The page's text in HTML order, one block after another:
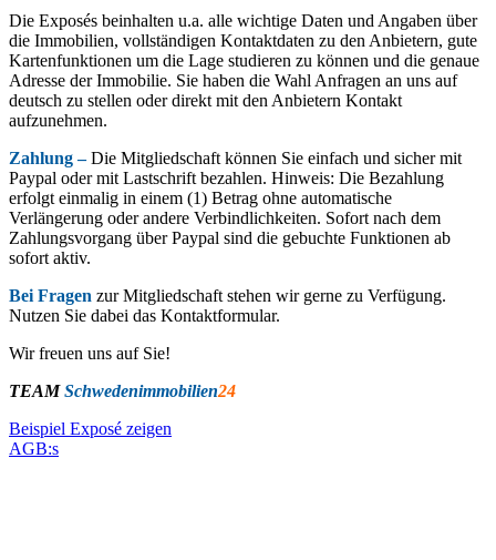
Die Exposés beinhalten u.a. alle wichtige Daten und Angaben über
die Immobilien, vollständigen Kontaktdaten zu den Anbietern, gute
Kartenfunktionen um die Lage studieren zu können und die genaue
Adresse der Immobilie. Sie haben die Wahl Anfragen an uns auf
deutsch zu stellen oder direkt mit den Anbietern Kontakt
aufzunehmen.
Zahlung –Die Mitgliedschaft können Sie einfach und sicher mit
Paypal oder mit Lastschrift bezahlen. Hinweis: Die Bezahlung
erfolgt einmalig in einem (1) Betrag ohne automatische
Verlängerung oder andere Verbindlichkeiten. Sofort nach dem
Zahlungsvorgang über Paypal sind die gebuchte Funktionen ab
sofort aktiv.
Bei Fragen zur Mitgliedschaft stehen wir gerne zu Verfügung.
Nutzen Sie dabei das Kontaktformular.
Wir freuen uns auf Sie!
TEAMSchwedenimmobilien24
Beispiel Exposé zeigen
AGB:s